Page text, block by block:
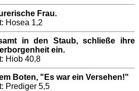
Frau.
Hosea 1,2
in den Staub, schließe ihre
ein.
Hiob 40,8
Boten, "Es war ein Versehen!"
Prediger 5,5